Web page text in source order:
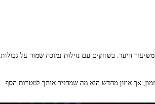
איזון מחדש שומר על העוגן שלך. כלל פשוט: rebalance רבעוני או שנתי, או לפי טריגר אחוזי שינוי של ±5–10% משיעור היעד. בשווקים עם נזילות נמוכה שמור על גבולות